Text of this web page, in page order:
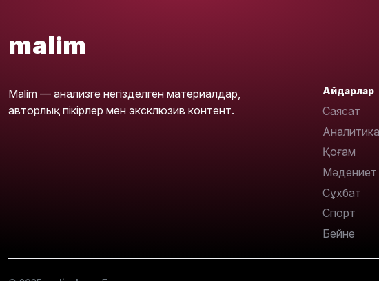
malim
Malim — анализге негізделген материалдар,
авторлық пікірлер мен эксклюзив контент.
Айдарлар
Саясат
Аналитика
Қоғам
Мәдениет
Сұхбат
Спорт
Бейне